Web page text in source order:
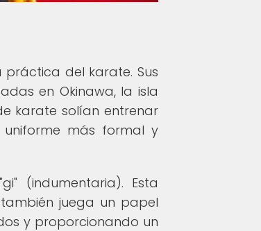
práctica del karate. Sus
en Okinawa, la isla
karate solían entrenar
más formal y
(indumentaria). Esta
juega un papel
y proporcionando un